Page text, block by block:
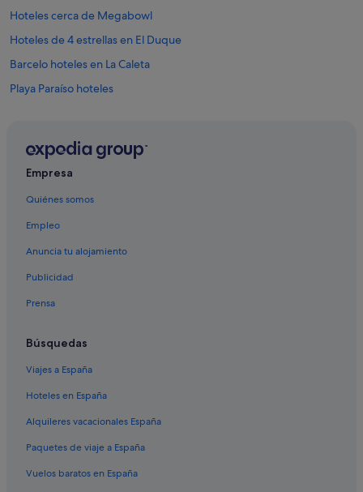
Hoteles cerca de Megabowl
Hoteles de 4 estrellas en El Duque
Barcelo hoteles en La Caleta
Playa Paraíso hoteles
Princess Hotels en Costa Adeje
Hoteles con todo incluido en La Caleta
Apartamentos en Fañabé
Bahia Principe hoteles en Armeñime
Hoteles cerca de Golf Costa Adeje
Princess Hotels en Callao Salvaje
Iberostar hoteles en La Caleta
Melia hoteles en El Duque
Hoteles cerca de Club náutico Puerto Colón
Iberostar hoteles en Playa de las Américas
Empresa
Quiénes somos
Empleo
Anuncia tu alojamiento
Publicidad
Prensa
Búsquedas
Viajes a España
Hoteles en España
Alquileres vacacionales España
Paquetes de viaje a España
Vuelos baratos en España